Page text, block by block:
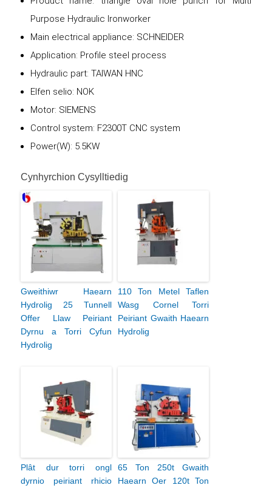
Purpose Hydraulic Ironworker
Main electrical appliance: SCHNEIDER
Application: Profile steel process
Hydraulic part: TAIWAN HNC
Elfen selio: NOK
Motor: SIEMENS
Control system: F2300T CNC system
Power(W): 5.5KW
Cynhyrchion Cysylltiedig
Gweithiwr Haearn
Hydrolig 25 Tunnell
Offer Llaw Peiriant
Dyrnu a Torri Cyfun
Hydrolig
110 Ton Metel Taflen
Wasg Cornel Torri
Peiriant Gwaith Haearn
Hydrolig
Plât dur torri ongl
dyrnio peiriant rhicio
65 Ton 250t Gwaith
Haearn Oer 120t Ton